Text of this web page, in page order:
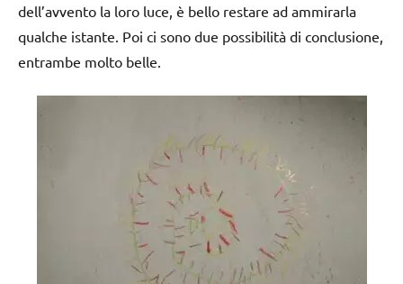
dell’avvento la loro luce, è bello restare ad ammirarla
qualche istante. Poi ci sono due possibilità di conclusione,
entrambe molto belle.